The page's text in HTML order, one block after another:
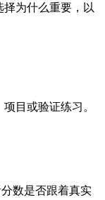
择为什么重要，以
目或验证练习。
数是否跟着真实